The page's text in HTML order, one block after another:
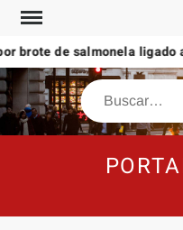
Saltar
contenido
brote de salmonela ligado
Buscar